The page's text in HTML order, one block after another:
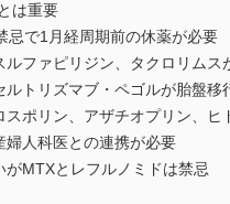
は重要
で1月経周期前の休薬が必要
ファピリジン、タクロリムス
トリズマブ・ペゴルが胎盤移
ポリン、アザチオプリン、ヒ
人科医との連携が必要
MTXとレフルノミドは禁忌